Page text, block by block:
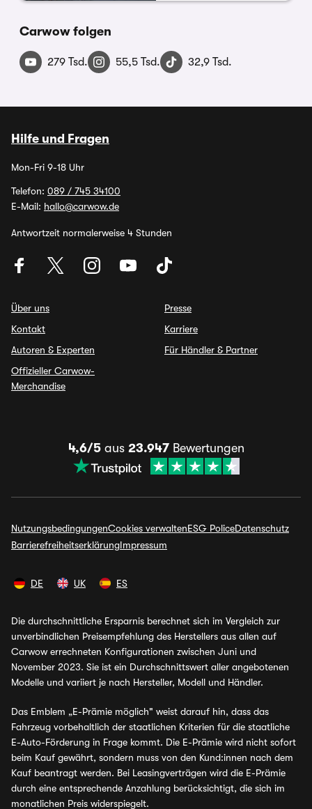
Carwow folgen
279 Tsd. 55,5 Tsd. 32,9 Tsd.
Hilfe und Fragen
Mon-Fri 9-18 Uhr
Telefon: 089 / 745 34100
E-Mail: hallo@carwow.de
Antwortzeit normalerweise 4 Stunden
Über uns
Kontakt
Autoren & Experten
Offizieller Carwow-
Merchandise
Presse
Karriere
Für Händler & Partner
4,6/5aus 23.947Bewertungen
NutzungsbedingungenCookies verwaltenESG PoliceDatenschutz
BarrierefreiheitserklärungImpressum
DE UK ES
Die durchschnittliche Ersparnis berechnet sich im Vergleich zur
unverbindlichen Preisempfehlung des Herstellers aus allen auf
Carwow errechneten Konfigurationen zwischen Juni und
November 2023. Sie ist ein Durchschnittswert aller angebotenen
Modelle und variiert je nach Hersteller, Modell und Händler.
Das Emblem „E-Prämie möglich" weist darauf hin, dass das
Fahrzeug vorbehaltlich der staatlichen Kriterien für die staatliche
E-Auto-Förderung in Frage kommt. Die E-Prämie wird nicht sofort
beim Kauf gewährt, sondern muss von den Kund:innen nach dem
Kauf beantragt werden. Bei Leasingverträgen wird die E-Prämie
durch eine entsprechende Anzahlung berücksichtigt, die sich im
monatlichen Preis widerspiegelt.